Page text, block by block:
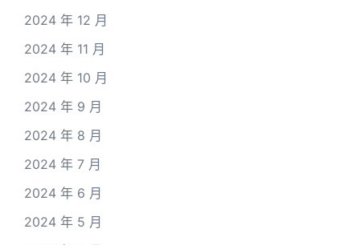
2024 年 12 月
2024 年 11 月
2024 年 10 月
2024 年 9 月
2024 年 8 月
2024 年 7 月
2024 年 6 月
2024 年 5 月